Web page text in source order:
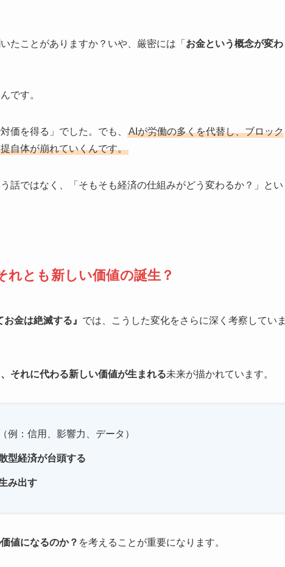
たことがありますか？いや、厳密には「 お金という概念が変わ
です。
価を得る」でした。でも、
AIが労働の多くを代替し、ブロック
自体が崩れていくんです。
話ではなく、「そもそも経済の仕組みがどう変わるか？」とい
れとも新しい価値の誕生？
金は絶滅する』 では、こうした変化をさらに深く考察していま
それに代わる新しい価値が生まれる未来が描かれています。
（例：信用、影響力、データ）
型経済が台頭する
み出す
値になるのか？ を考えることが重要になります。